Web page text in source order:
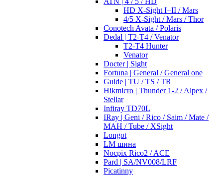
HD X-Sight I+II / Mars
4/5 X-Sight / Mars / Thor
Conotech Avata / Polaris
Dedal | T2-T4 / Venator
T2-T4 Hunter
Venator
Docter | Sight
Fortuna | General / General one
Guide | TU / TS / TR
Hikmicro | Thunder 1-2 / Alpex /
Stellar
Infiray TD70L
IRay | Geni / Rico / Saim / Mate /
MAH / Tube / XSight
Longot
LM шина
Nocpix Rico2 / ACE
Pard | SA/NV008/LRF
Picatinny